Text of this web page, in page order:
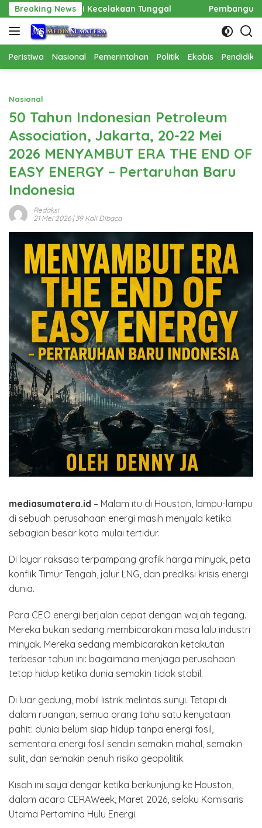
Langsung
ke
konten
Breaking News
Tunggal Pembangunan Cathlab RSUD
Peristiwa Nasional Pemerintahan Politik Ekobis
Nasional
50 Tahun Indonesian Petroleum
Association, Jakarta, 20-22 Mei
2026 MENYAMBUT ERA THE END OF
EASY ENERGY – Pertaruhan Baru
Indonesia
Redaksi
21 Mei 2026| 39 Kali Dibaca
mediasumatera.id – Malam itu di Houston, lampu-lampu
di sebuah perusahaan energi masih menyala ketika
sebagian besar kota mulai tertidur.
Di layar raksasa terpampang grafik harga minyak, peta
konflik Timur Tengah, jalur LNG, dan prediksi krisis energi
dunia.
Para CEO energi berjalan cepat dengan wajah tegang.
Mereka bukan sedang membicarakan masa lalu industri
minyak. Mereka sedang membicarakan ketakutan
terbesar tahun ini: bagaimana menjaga perusahaan
tetap hidup ketika dunia semakin tidak stabil.
Di luar gedung, mobil listrik melintas sunyi. Tetapi di
dalam ruangan, semua orang tahu satu kenyataan
pahit: dunia belum siap hidup tanpa energi fosil,
sementara energi fosil sendiri semakin mahal, semakin
sulit, dan semakin penuh risiko geopolitik.
Kisah ini saya dengar ketika berkunjung ke Houston,
dalam acara CERAWeek, Maret 2026, selaku Komisaris
Utama Pertamina Hulu Energi.